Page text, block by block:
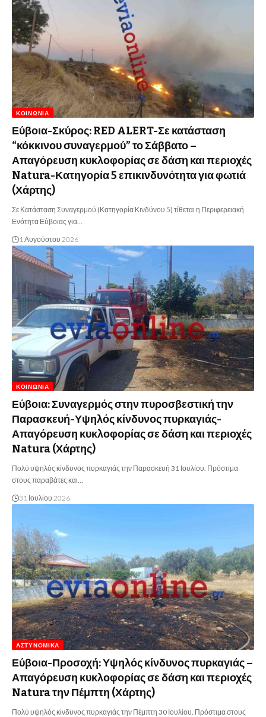
ΚΟΙΝΩΝΊΑ
Εύβοια-Σκύρος: RED ALERT-Σε κατάσταση
“κόκκινου συναγερμού” το Σάββατο –
Απαγόρευση κυκλοφορίας σε δάση και περιοχές
Natura-Κατηγορία 5 επικινδυνότητα για φωτιά
(Χάρτης)
Σε Κατάσταση Συναγερμού (Κατηγορία Κινδύνου 5) τίθεται η Περιφερειακή
Ενότητα Εύβοιας για…
1 Αυγούστου 2026
ΚΟΙΝΩΝΊΑ
Εύβοια: Συναγερμός στην πυροσβεστική την
Παρασκευή-Υψηλός κίνδυνος πυρκαγιάς-
Απαγόρευση κυκλοφορίας σε δάση και περιοχές
Natura (Χάρτης)
Πολύ υψηλός κίνδυνος πυρκαγιάς την Παρασκευή 31 Ιουλίου. Πρόστιμα
στους παραβάτες και…
31 Ιουλίου 2026
ΑΣΤΥΝΟΜΙΚΆ
Εύβοια-Προσοχή: Υψηλός κίνδυνος πυρκαγιάς –
Απαγόρευση κυκλοφορίας σε δάση και περιοχές
Natura την Πέμπτη (Χάρτης)
Πολύ υψηλός κίνδυνος πυρκαγιάς την Πέμπτη 30 Ιουλίου. Πρόστιμα στους